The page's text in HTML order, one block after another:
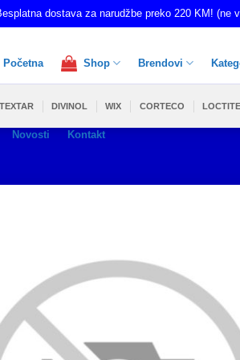
dostava za narudžbe preko 220 KM! (ne
Početna Shop Brendovi
Novosti Kontakt
TEXTAR DIVINOL WIX CORTECO LOCTITE